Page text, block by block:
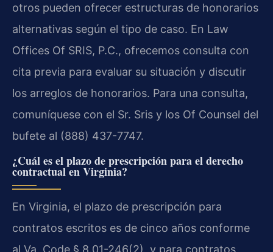
otros pueden ofrecer estructuras de honorarios
alternativas según el tipo de caso. En Law
Offices Of SRIS, P.C., ofrecemos consulta con
cita previa para evaluar su situación y discutir
los arreglos de honorarios. Para una consulta,
comuníquese con el Sr. Sris y los Of Counsel del
bufete al (888) 437-7747.
¿Cuál es el plazo de prescripción para el derecho
contractual en Virginia?
En Virginia, el plazo de prescripción para
contratos escritos es de cinco años conforme
al Va. Code § 8.01-246(2), y para contratos